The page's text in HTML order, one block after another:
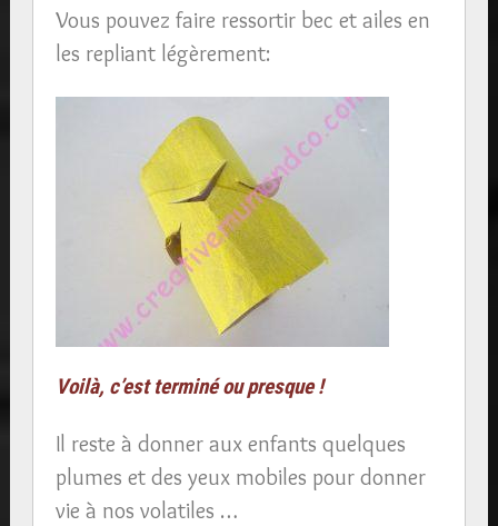
Vous pouvez faire ressortir bec et ailes en
les repliant légèrement:
Voilà, c’est terminé ou presque !
Il reste à donner aux enfants quelques
plumes et des yeux mobiles pour donner
vie à nos volatiles …